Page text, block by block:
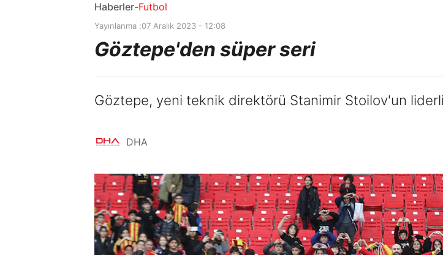
Haberler-Futbol
Yayınlanma :07 Aralık 2023 - 12:08
Göztepe'den süper seri
Göztepe, yeni teknik direktörü Stanimir Stoilov'un
DHA